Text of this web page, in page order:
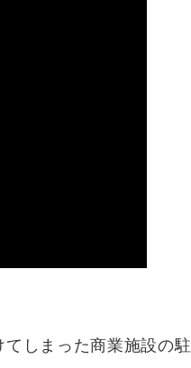
しまった商業施設の駐